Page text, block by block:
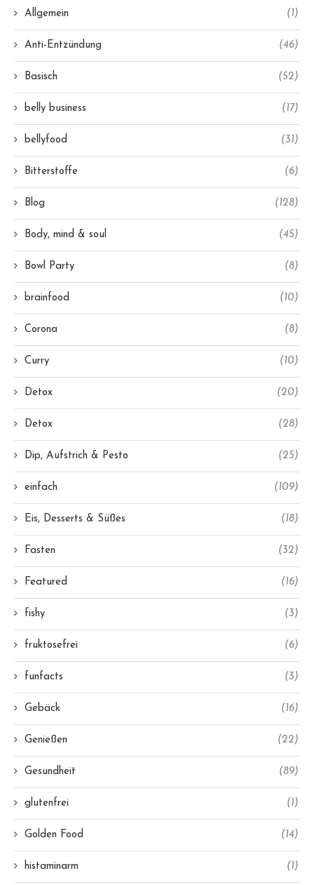
Allgemein (1)
Anti-Entzündung (46)
Basisch (52)
belly business (17)
bellyfood (31)
Bitterstoffe (6)
Blog (128)
Body, mind & soul (45)
Bowl Party (8)
brainfood (10)
Corona (8)
Curry (10)
Detox (20)
Detox (28)
Dip, Aufstrich & Pesto (25)
einfach (109)
Eis, Desserts & Süßes (18)
Fasten (32)
Featured (16)
fishy (3)
fruktosefrei (6)
funfacts (3)
Gebäck (16)
Genießen (22)
Gesundheit (89)
glutenfrei (1)
Golden Food (14)
histaminarm (1)